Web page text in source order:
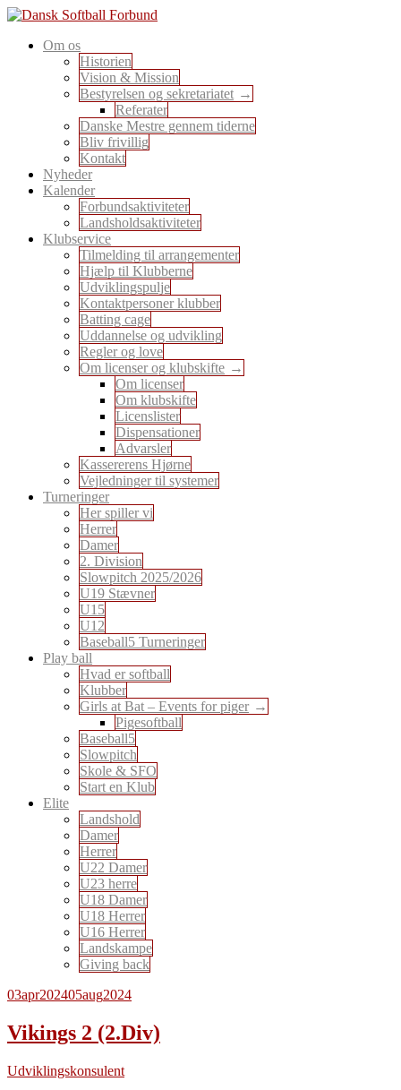
Skip
content
Dansk Softball Forbund
En sport for alle
Om os
Historien
Vision & Mission
Bestyrelsen og sekretariatet
Referater
Danske Mestre gennem tiderne
Bliv frivillig
Kontakt
Nyheder
Kalender
Forbundsaktiviteter
Landsholdsaktiviteter
Klubservice
Tilmelding til arrangementer
Hjælp til Klubberne
Udviklingspulje
Kontaktpersoner klubber
Batting cage
Uddannelse og udvikling
Regler og love
Om licenser og klubskifte
Om licenser
Om klubskifte
Licenslister
Dispensationer
Advarsler
Kassererens Hjørne
Vejledninger til systemer
Turneringer
Her spiller vi
Herrer
Damer
2. Division
Slowpitch 2025/2026
U19 Stævner
U15
U12
Baseball5 Turneringer
Play ball
Hvad er softball
Klubber
Girls at Bat – Events for piger
Pigesoftball
Baseball5
Slowpitch
Skole & SFO
Start en Klub
Elite
Landshold
Damer
Herrer
U22 Damer
U23 herre
U18 Damer
U18 Herrer
U16 Herrer
Landskampe
Giving back
03apr202405aug2024
Vikings 2 (2.Div)
Udviklingskonsulent